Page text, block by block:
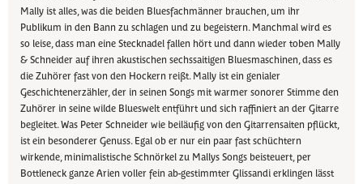
Mally ist alles, was die beiden Bluesfachmänner brauchen, um ihr
Publikum in den Bann zu schlagen und zu begeistern. Manchmal wird es
so leise, dass man eine Stecknadel fallen hört und dann wieder toben Mally
& Schneider auf ihren akustischen sechssaitigen Bluesmaschinen, dass es
die Zuhörer fast von den Hockern reißt. Mally ist ein genialer
Geschichtenerzähler, der in seinen Songs mit warmer sonorer Stimme den
Zuhörer in seine wilde Blueswelt entführt und sich raffiniert an der Gitarre
begleitet. Was Peter Schneider wie beiläufig von den Gitarrensaiten pflückt,
ist ein besonderer Genuss. Egal ob er nur ein paar fast schüchtern
wirkende, minimalistische Schnörkel zu Mallys Songs beisteuert, per
Bottleneck ganze Arien voller fein ab-gestimmter Glissandi erklingen lässt